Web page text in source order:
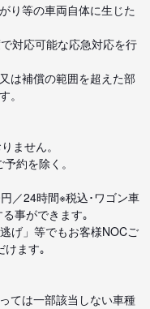
り等の車両自体に生じた
対応可能な応急対応を行
は補償の範囲を超えた部
。
ません。
約を除く。
／24時間※税込･ワゴン車
事ができます｡
げ」等でもお客様NOCご
けます｡
ては一部該当しない車種